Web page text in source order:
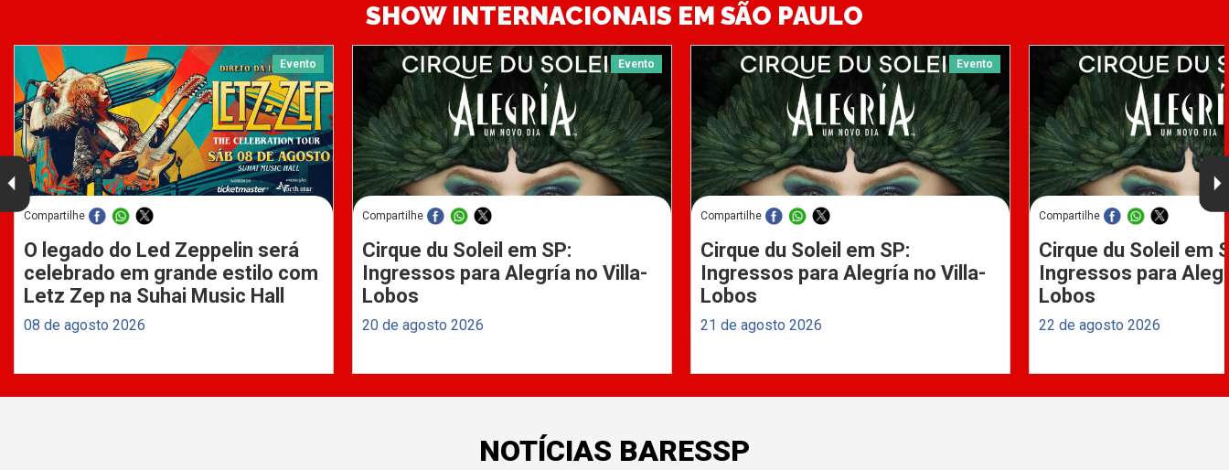
SHOW INTERNACIONAIS EM SÃO PAULO
Evento
Compartilhe
O legado do Led Zeppelin será
celebrado em grande estilo com
Letz Zep na Suhai Music Hall
08 de agosto 2026
Evento
Compartilhe
Cirque du Soleil em SP:
Ingressos para Alegría no Villa-
Lobos
20 de agosto 2026
Evento
Compartilhe
Cirque du Soleil em SP:
Ingressos para Alegría no Villa-
Lobos
21 de agosto 2026
Compartilhe
Cirque du Soleil em
Ingressos para
Lobos
22 de agosto 2026
NOTÍCIAS BARESSP